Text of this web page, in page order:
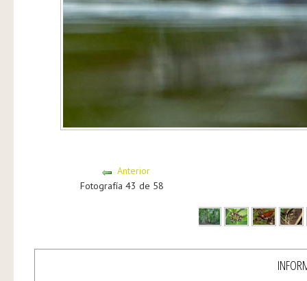
Anterior
Fotografía 43 de 58